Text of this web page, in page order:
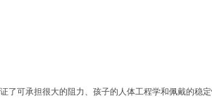
了可承担很大的阻力、孩子的人体工程学和佩戴的稳